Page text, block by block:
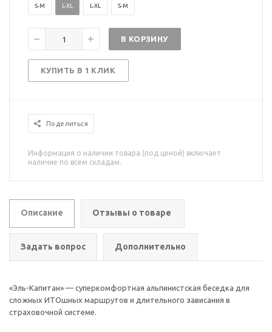
S-M L-XL L-XL S-M
В КОРЗИНУ
КУПИТЬ В 1 КЛИК
Поделиться
Информация о наличии товара (под ценой) включает
наличие по всем складам.
Описание Отзывы о товаре
Задать вопрос Дополнительно
«Эль-Капитан» — суперкомфортная альпинистская беседка для
сложных ИТОшных маршрутов и длительного зависания в
страховочной системе.